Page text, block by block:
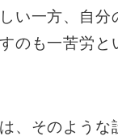
い一方、自分
のも一苦労と
、そのような